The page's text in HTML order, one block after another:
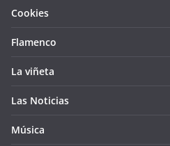
Cookies
Flamenco
La viñeta
Las Noticias
Música